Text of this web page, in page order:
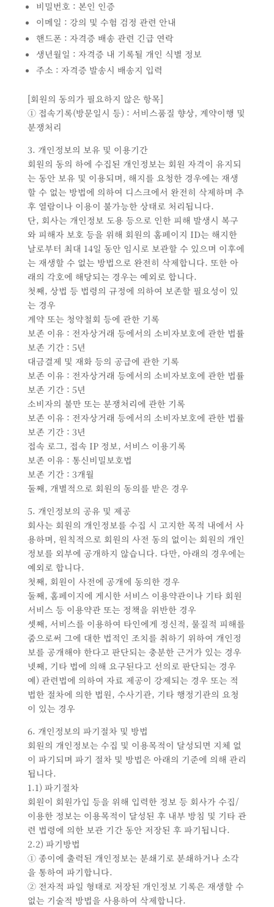
비밀번호 : 본인 인증
이메일 : 강의 및 수험 검정 관련 안내
핸드폰 : 자격증 배송 관련 긴급 연락
생년월일 : 자격증 내 기록될 개인 식별 정보
주소 : 자격증 발송시 배송지 입력
[회원의 동의가 필요하지 않은 항목]
① 접속기록(방문일시 등) : 서비스품질 향상, 계약이행 및
분쟁처리
3. 개인정보의 보유 및 이용기간
회원의 동의 하에 수집된 개인정보는 회원 자격이 유지되
는 동안 보유 및 이용되며, 해지를 요청한 경우에는 재생
할 수 없는 방법에 의하여 디스크에서 완전히 삭제하며 추
후 열람이나 이용이 불가능한 상태로 처리됩니다.
단, 회사는 개인정보 도용 등으로 인한 피해 발생시 복구
와 피해자 보호 등을 위해 회원의 홈페이지 ID는 해지한
날로부터 최대 14일 동안 임시로 보관할 수 있으며 이후에
는 재생할 수 없는 방법으로 완전히 삭제합니다. 또한 아
래의 각호에 해당되는 경우는 예외로 합니다.
첫째, 상법 등 법령의 규정에 의하여 보존할 필요성이 있
는 경우
계약 또는 청약철회 등에 관한 기록
보존 이유 : 전자상거래 등에서의 소비자보호에 관한 법률
보존 기간 : 5년
대금결제 및 재화 등의 공급에 관한 기록
보존 이유 : 전자상거래 등에서의 소비자보호에 관한 법률
보존 기간 : 5년
소비자의 불만 또는 분쟁처리에 관한 기록
보존 이유 : 전자상거래 등에서의 소비자보호에 관한 법률
보존 기간 : 3년
접속 로그, 접속 IP 정보, 서비스 이용기록
보존 이유 : 통신비밀보호법
보존 기간 : 3개월
둘째, 개별적으로 회원의 동의를 받은 경우
5. 개인정보의 공유 및 제공
회사는 회원의 개인정보를 수집 시 고지한 목적 내에서 사
용하며, 원칙적으로 회원의 사전 동의 없이는 회원의 개인
정보를 외부에 공개하지 않습니다. 다만, 아래의 경우에는
예외로 합니다.
첫째, 회원이 사전에 공개에 동의한 경우
둘째, 홈페이지에 게시한 서비스 이용약관이나 기타 회원
서비스 등 이용약관 또는 정책을 위반한 경우
셋째, 서비스를 이용하여 타인에게 정신적, 물질적 피해를
줌으로써 그에 대한 법적인 조치를 취하기 위하여 개인정
보를 공개해야 한다고 판단되는 충분한 근거가 있는 경우
넷째, 기타 법에 의해 요구된다고 선의로 판단되는 경우
예) 관련법에 의하여 자료 제공이 강제되는 경우 또는 적
법한 절차에 의한 법원, 수사기관, 기타 행정기관의 요청
이 있는 경우
6. 개인정보의 파기절차 및 방법
회원의 개인정보는 수집 및 이용목적이 달성되면 지체 없
이 파기되며 파기 절차 및 방법은 아래의 기준에 의해 관리
됩니다.
1.1) 파기절차
회원이 회원가입 등을 위해 입력한 정보 등 회사가 수집/
이용한 정보는 이용목적이 달성된 후 내부 방침 및 기타 관
련 법령에 의한 보관 기간 동안 저장된 후 파기됩니다.
2.2) 파기방법
① 종이에 출력된 개인정보는 분쇄기로 분쇄하거나 소각
을 통하여 파기합니다.
② 전자적 파일 형태로 저장된 개인정보 기록은 재생할 수
없는 기술적 방법을 사용하여 삭제합니다.